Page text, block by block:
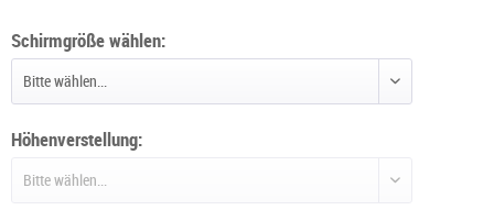
Schirmgröße wählen:
Höhenverstellung: